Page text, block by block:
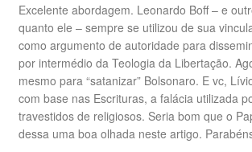
Excelente abordagem. Leonardo Boff – e
quanto ele – sempre se utilizou de sua
como argumento de autoridade para
por intermédio da Teologia da Libertação.
mesmo para “satanizar” Bolsonaro. E vc,
com base nas Escrituras, a falácia utilizada
travestidos de religiosos. Seria bom que o
dessa uma boa olhada neste artigo.